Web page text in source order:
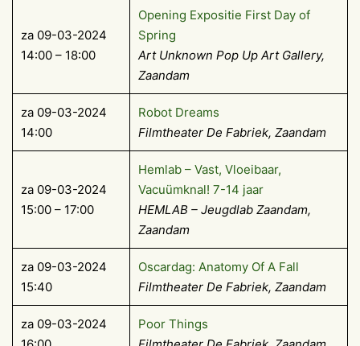
za 09-03-2024
14:00 – 18:00
Opening Expositie First Day of
Spring
Art Unknown Pop Up Art Gallery,
Zaandam
za 09-03-2024
14:00
Robot Dreams
Filmtheater De Fabriek, Zaandam
za 09-03-2024
15:00 – 17:00
Hemlab – Vast, Vloeibaar,
Vacuümknal! 7-14 jaar
HEMLAB – Jeugdlab Zaandam,
Zaandam
za 09-03-2024
15:40
Oscardag: Anatomy Of A Fall
Filmtheater De Fabriek, Zaandam
za 09-03-2024
Poor Things